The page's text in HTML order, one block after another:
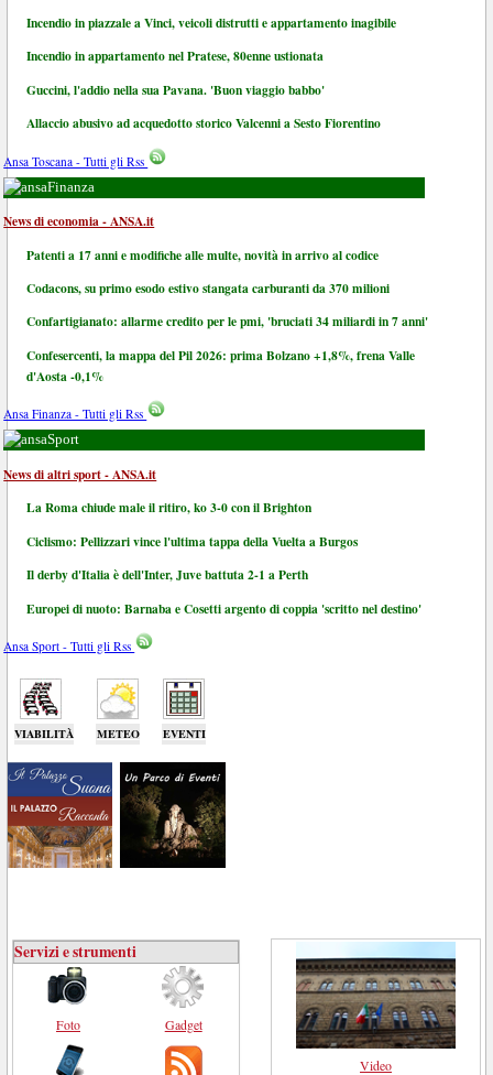
Incendio in piazzale a Vinci, veicoli distrutti e appartamento inagibile
Incendio in appartamento nel Pratese, 80enne ustionata
Guccini, l'addio nella sua Pavana. 'Buon viaggio babbo'
Allaccio abusivo ad acquedotto storico Valcenni a Sesto Fiorentino
Ansa Toscana - Tutti gli Rss
Finanza
News di economia - ANSA.it
Patenti a 17 anni e modifiche alle multe, novità in arrivo al codice
Codacons, su primo esodo estivo stangata carburanti da 370 milioni
Confartigianato: allarme credito per le pmi, 'bruciati 34 miliardi in 7 anni'
Confesercenti, la mappa del Pil 2026: prima Bolzano +1,8%, frena Valle
d'Aosta -0,1%
Ansa Finanza - Tutti gli Rss
Sport
News di altri sport - ANSA.it
La Roma chiude male il ritiro, ko 3-0 con il Brighton
Ciclismo: Pellizzari vince l'ultima tappa della Vuelta a Burgos
Il derby d'Italia è dell'Inter, Juve battuta 2-1 a Perth
Europei di nuoto: Barnaba e Cosetti argento di coppia 'scritto nel destino'
Ansa Sport - Tutti gli Rss
VIABILITÀ METEO EVENTI
Servizi e strumenti
Foto Gadget
Video